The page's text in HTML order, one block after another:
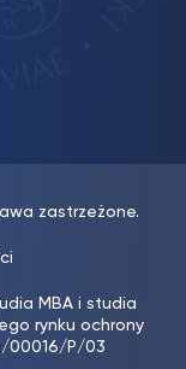
zastrzeżone.
MBA i studia
rynku ochrony
00016/P/03